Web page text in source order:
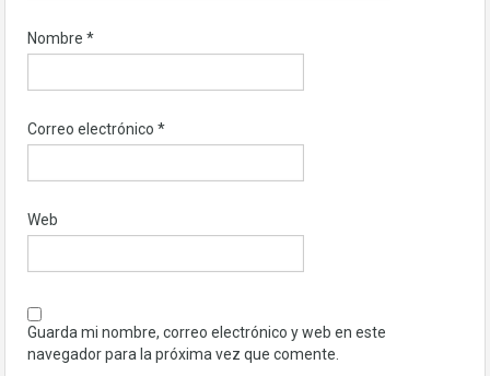
Nombre *
Correo electrónico *
Web
Guarda mi nombre, correo electrónico y web en este
navegador para la próxima vez que comente.